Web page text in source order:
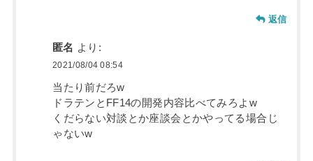
返信
匿名 より:
2021/08/04 08:54
当たり前だろw
ドラテンとFF14の開発内容比べてみろよw
くだらない対談とか座談会とかやってる場合じ
ゃないw